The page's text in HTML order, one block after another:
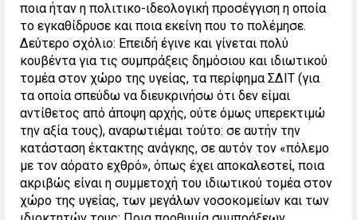
ποια ήταν η πολιτικο-ιδεολογική προσέγγιση η οποία
το εγκαθίδρυσε και ποια εκείνη που το πολέμησε.
Δεύτερο σχόλιο: Επειδή έγινε και γίνεται πολύ
κουβέντα για τις συμπράξεις δημόσιου και ιδιωτικού
τομέα στον χώρο της υγείας, τα περίφημα ΣΔΙΤ (για
τα οποία σπεύδω να διευκρινήσω ότι δεν είμαι
αντίθετος από άποψη αρχής, ούτε όμως υπερεκτιμώ
την αξία τους), αναρωτιέμαι τούτο: σε αυτήν την
κατάσταση έκτακτης ανάγκης, σε αυτόν τον «πόλεμο
με τον αόρατο εχθρό», όπως έχει αποκαλεστεί, ποια
ακριβώς είναι η συμμετοχή του ιδιωτικού τομέα στον
χώρο της υγείας, των μεγάλων νοσοκομείων και των